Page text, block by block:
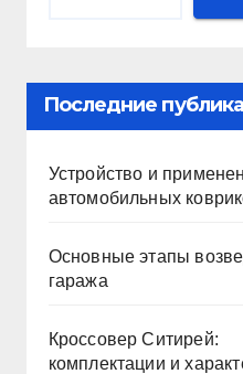
Последние
Устройство и
автомобильных
Основные этапы
гаража
Кроссовер Ситирей:
комплектации и